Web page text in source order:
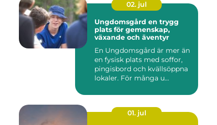
02. jul
Ungdomsgård en trygg
plats för gemenskap,
växande och äventyr
En Ungdomsgård är mer än
en fysisk plats med soffor,
pingisbord och kvällsöppna
lokaler. För många u...
01. jul